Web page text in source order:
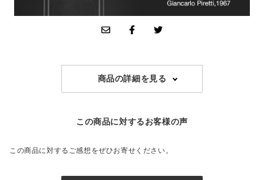
商品の詳細を見る
この商品に対するお客様の声
この商品に対するご感想をぜひお寄せください。